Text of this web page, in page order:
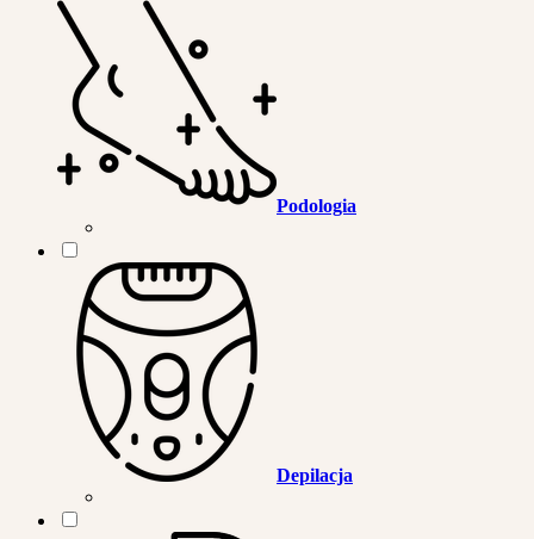
Podologia
Depilacja